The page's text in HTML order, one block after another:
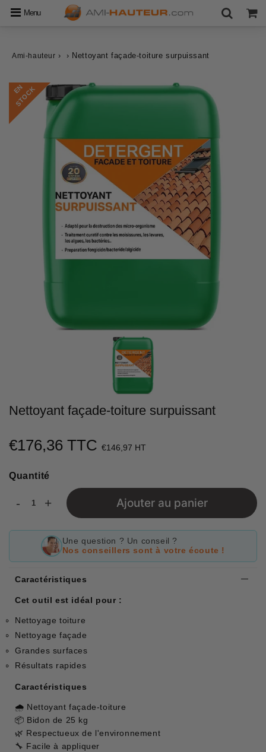
Menu
Ami-hauteur › › Nettoyant façade-toiture surpuissant
E
N
S
T
O
C
K
Nettoyant façade-toiture surpuissant
€176,36 TTC €146,97 HT
price
Quantité
- + Ajouter au panier
Une question ? Un conseil ?
Nos conseillers sont à votre écoute !
Caractéristiques
Cet outil est idéal pour :
Nettoyage toiture
Nettoyage façade
Grandes surfaces
Résultats rapides
Caractéristiques
🌧 Nettoyant façade-toiture
📦 Bidon de 25 kg
🌿 Respectueux de l'environnement
🔧 Facile à appliquer